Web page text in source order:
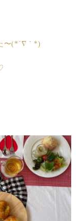
〜(*´∇｀*)